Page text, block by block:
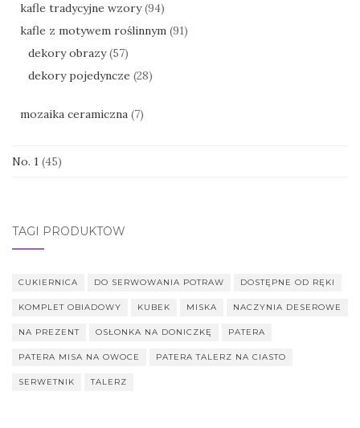
kafle tradycyjne wzory (94)
kafle z motywem roślinnym (91)
dekory obrazy (57)
dekory pojedyncze (28)
mozaika ceramiczna (7)
No. 1 (45)
TAGI PRODUKTÓW
CUKIERNICA DO SERWOWANIA POTRAW DOSTĘPNE OD RĘKI
KOMPLET OBIADOWY KUBEK MISKA NACZYNIA DESEROWE
NA PREZENT OSŁONKA NA DONICZKĘ PATERA
PATERA MISA NA OWOCE PATERA TALERZ NA CIASTO
SERWETNIK TALERZ